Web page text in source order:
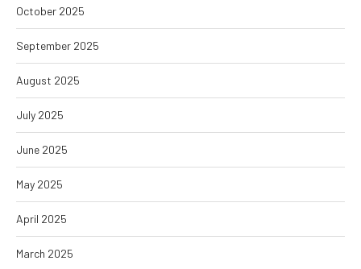
October 2025
September 2025
August 2025
July 2025
June 2025
May 2025
April 2025
March 2025